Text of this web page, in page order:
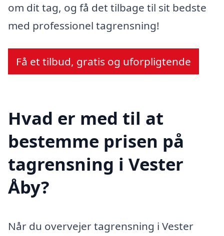
om dit tag, og få det tilbage til sit bedste
med professionel tagrensning!
Få et tilbud, gratis og uforpligtende
Hvad er med til at
bestemme prisen på
tagrensning i Vester
Åby?
Når du overvejer tagrensning i Vester